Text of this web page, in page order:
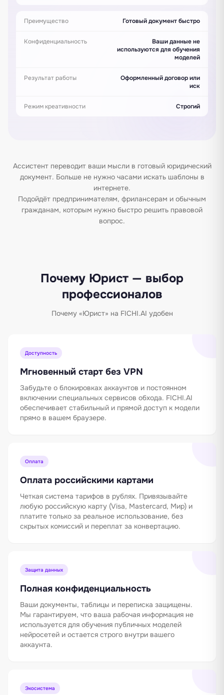
Преимущество Готовый документ быстро
Конфиденциальность
Ваши данные не
используются для обучения
моделей
Результат работы
Оформленный договор или
иск
Режим креативности Строгий
Ассистент переводит ваши мысли в готовый юридический
документ. Больше не нужно часами искать шаблоны в
интернете.
Подойдёт предпринимателям, фрилансерам и обычным
гражданам, которым нужно быстро решить правовой
вопрос.
Почему Юрист — выбор
профессионалов
Почему «Юрист» на FICHI.AI удобен
Доступность
Мгновенный старт без VPN
Забудьте о блокировках аккаунтов и постоянном
включении специальных сервисов обхода. FICHI.AI
обеспечивает стабильный и прямой доступ к модели
прямо в вашем браузере.
Оплата
Оплата российскими картами
Четкая система тарифов в рублях. Привязывайте
любую российскую карту (Visa, Mastercard, Мир) и
платите только за реальное использование, без
скрытых комиссий и переплат за конвертацию.
Защита данных
Полная конфиденциальность
Ваши документы, таблицы и переписка защищены.
Мы гарантируем, что ваша рабочая информация не
используется для обучения публичных моделей
нейросетей и остается строго внутри вашего
аккаунта.
Экосистема